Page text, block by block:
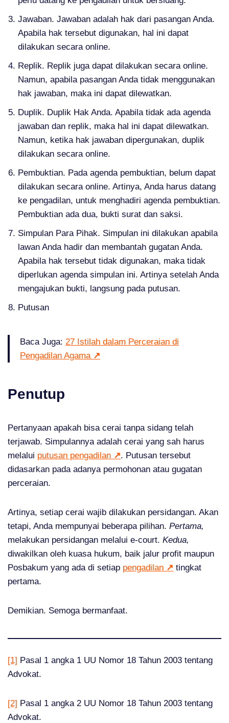
Jawaban. Jawaban adalah hak dari pasangan Anda.
Apabila hak tersebut digunakan, hal ini dapat
dilakukan secara online.
Replik. Replik juga dapat dilakukan secara online.
Namun, apabila pasangan Anda tidak menggunakan
hak jawaban, maka ini dapat dilewatkan.
Duplik. Duplik Hak Anda. Apabila tidak ada agenda
jawaban dan replik, maka hal ini dapat dilewatkan.
Namun, ketika hak jawaban dipergunakan, duplik
dilakukan secara online.
Pembuktian. Pada agenda pembuktian, belum dapat
dilakukan secara online. Artinya, Anda harus datang
ke pengadilan, untuk menghadiri agenda pembuktian.
Pembuktian ada dua, bukti surat dan saksi.
Simpulan Para Pihak. Simpulan ini dilakukan apabila
lawan Anda hadir dan membantah gugatan Anda.
Apabila hak tersebut tidak digunakan, maka tidak
diperlukan agenda simpulan ini. Artinya setelah Anda
mengajukan bukti, langsung pada putusan.
Putusan
Baca Juga: 27 Istilah dalam Perceraian di
Pengadilan Agama ↗
Penutup
Pertanyaan apakah bisa cerai tanpa sidang telah
terjawab. Simpulannya adalah cerai yang sah harus
melalui putusan pengadilan ↗. Putusan tersebut
didasarkan pada adanya permohonan atau gugatan
perceraian.
Artinya, setiap cerai wajib dilakukan persidangan. Akan
tetapi, Anda mempunyai beberapa pilihan. Pertama,
melakukan persidangan melalui e-court. Kedua,
diwakilkan oleh kuasa hukum, baik jalur profit maupun
Posbakum yang ada di setiap pengadilan ↗ tingkat
pertama.
Demikian. Semoga bermanfaat.
[1] Pasal 1 angka 1 UU Nomor 18 Tahun 2003 tentang
Advokat.
[2] Pasal 1 angka 2 UU Nomor 18 Tahun 2003 tentang
Advokat.